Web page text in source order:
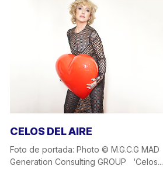
CELOS DEL AIRE
Foto de portada: Photo © M.G.C.G MAD
Generation Consulting GROUP ‘Celos...